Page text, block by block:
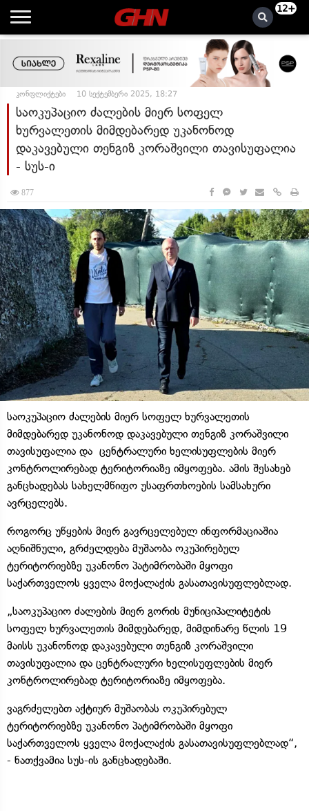
12+
კონფლიქტები 10 სექტემბერი 2025, 18:27
საოკუპაციო ძალების მიერ სოფელ
ხურვალეთის მიმდებარედ უკანონოდ
დაკავებული თენგიზ კორაშვილი თავისუფალია
- სუს-ი
877
საოკუპაციო ძალების მიერ სოფელ ხურვალეთის
მიმდებარედ უკანონოდ დაკავებული თენგიზ კორაშვილი
თავისუფალია და ცენტრალური ხელისუფლების მიერ
კონტროლირებად ტერიტორიაზე იმყოფება. ამის შესახებ
განცხადებას სახელმწიფო უსაფრთხოების სამსახური
ავრცელებს.
როგორც უწყების მიერ გავრცელებულ ინფორმაციაშია
აღნიშნული, გრძელდება მუშაობა ოკუპირებულ
ტერიტორიებზე უკანონო პატიმრობაში მყოფი
საქართველოს ყველა მოქალაქის გასათავისუფლებლად.
„საოკუპაციო ძალების მიერ გორის მუნიციპალიტეტის
სოფელ ხურვალეთის მიმდებარედ, მიმდინარე წლის 19
მაისს უკანონოდ დაკავებული თენგიზ კორაშვილი
თავისუფალია და ცენტრალური ხელისუფლების მიერ
კონტროლირებად ტერიტორიაზე იმყოფება.
ვაგრძელებთ აქტიურ მუშაობას ოკუპირებულ
ტერიტორიებზე უკანონო პატიმრობაში მყოფი
საქართველოს ყველა მოქალაქის გასათავისუფლებლად“,
- ნათქვამია სუს-ის განცხადებაში.